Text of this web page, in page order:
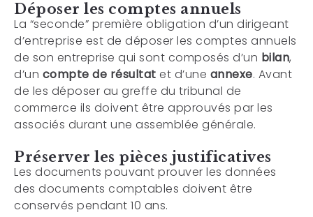
Déposer les comptes annuels
La “seconde” première obligation d’un dirigeant
d’entreprise est de déposer les comptes annuels
de son entreprise qui sont composés d’un bilan,
d’un compte de résultat et d’une annexe. Avant
de les déposer au greffe du tribunal de
commerce ils doivent être approuvés par les
associés durant une assemblée générale.
Préserver les pièces justificatives
Les documents pouvant prouver les données
des documents comptables doivent être
conservés pendant 10 ans.